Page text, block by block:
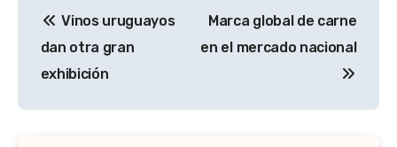
de
entradas
Vinos uruguayos
dan otra gran
exhibición
Marca global de carne
en el mercado nacional